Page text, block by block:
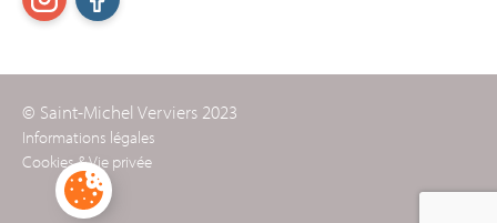
© Saint-Michel Verviers 2023
Informations légales
Cookies & Vie privée